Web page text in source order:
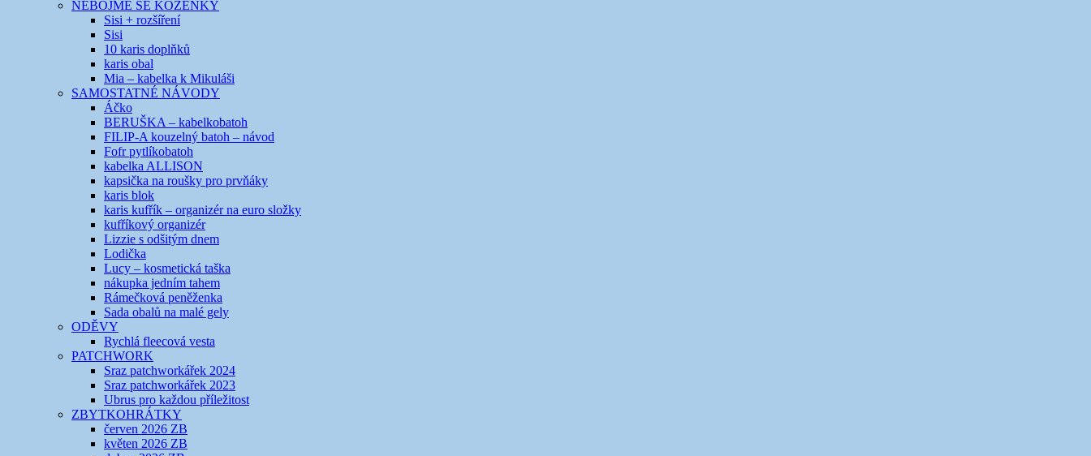
NEBOJME SE KOŽENKY
Sisi + rozšíření
Sisi
10 karis doplňků
karis obal
Mia – kabelka k Mikuláši
SAMOSTATNÉ NÁVODY
Áčko
BERUŠKA – kabelkobatoh
FILIP-A kouzelný batoh – návod
Fofr pytlíkobatoh
kabelka ALLISON
kapsička na roušky pro prvňáky
karis blok
karis kufřík – organizér na euro složky
kufříkový organizér
Lizzie s odšitým dnem
Lodička
Lucy – kosmetická taška
nákupka jedním tahem
Rámečková peněženka
Sada obalů na malé gely
ODĚVY
Rychlá fleecová vesta
PATCHWORK
Sraz patchworkářek 2024
Sraz patchworkářek 2023
Ubrus pro každou příležitost
ZBYTKOHRÁTKY
červen 2026 ZB
květen 2026 ZB